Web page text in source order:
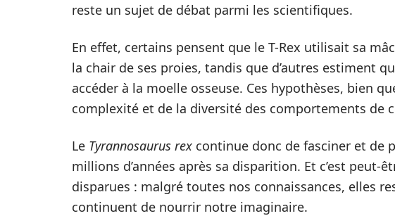
reste un sujet de débat parmi les scientifiques.
En effet, certains pensent que le T-Rex utilisait sa
la chair de ses proies, tandis que d’autres estiment
accéder à la moelle osseuse. Ces hypothèses, bien
complexité et de la diversité des comportements de
Le Tyrannosaurus rex continue donc de fasciner et de
millions d’années après sa disparition. Et c’est peut-
disparues : malgré toutes nos connaissances, elles
continuent de nourrir notre imaginaire.